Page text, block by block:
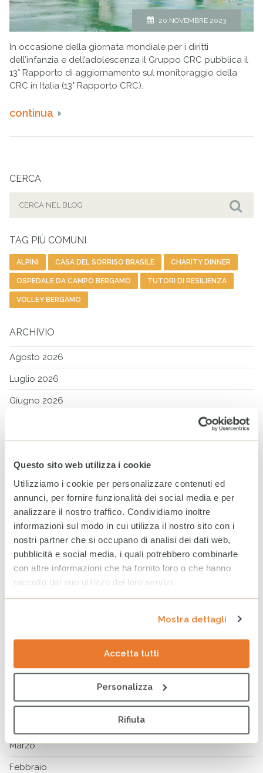
Questo sito web utilizza i cookie
Utilizziamo i cookie per personalizzare contenuti ed
annunci, per fornire funzionalità dei social media e per
analizzare il nostro traffico. Condividiamo inoltre
informazioni sul modo in cui utilizza il nostro sito con i
nostri partner che si occupano di analisi dei dati web,
pubblicità e social media, i quali potrebbero combinarle
con altre informazioni che ha fornito loro o che hanno
raccolto dal suo utilizzo dei loro servizi.
Mostra dettagli
Accetta tutti
Personalizza
Rifiuta
20 NOVEMBRE 2023
In occasione della giornata mondiale per i diritti
dell’infanzia e dell’adolescenza il Gruppo CRC pubblica il
13° Rapporto di aggiornamento sul monitoraggio della
CRC in Italia (13° Rapporto CRC).
continua
CERCA
TAG PIÙ COMUNI
ALPINI CASA DEL SORRISO BRASILE CHARITY DINNER
OSPEDALE DA CAMPO BERGAMO TUTORI DI RESILIENZA
VOLLEY BERGAMO
ARCHIVIO
Agosto 2026
Luglio 2026
Giugno 2026
Aprile 2026
Marzo 2026
ARCHIVIO
2025 2024 2023
Dicembre
Novembre
Agosto
Maggio
Marzo
Febbraio